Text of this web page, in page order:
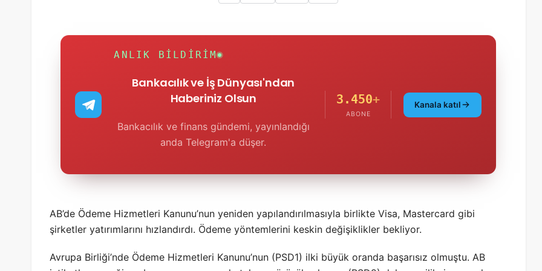
ANLIK BILDIRIM
Bankacılık ve İş Dünyası'ndan
Haberiniz Olsun
Bankacılık ve finans gündemi, yayınlandığı
anda Telegram'a düşer.
3.450+
ABONE
Kanala katıl
AB’de Ödeme Hizmetleri Kanunu’nun yeniden yapılandırılmasıyla birlikte Visa, Mastercard gibi
şirketler yatırımlarını hızlandırdı. Ödeme yöntemlerini keskin değişiklikler bekliyor.
Avrupa Birliği’nde Ödeme Hizmetleri Kanunu’nun (PSD1) ilki büyük oranda başarısız olmuştu. AB